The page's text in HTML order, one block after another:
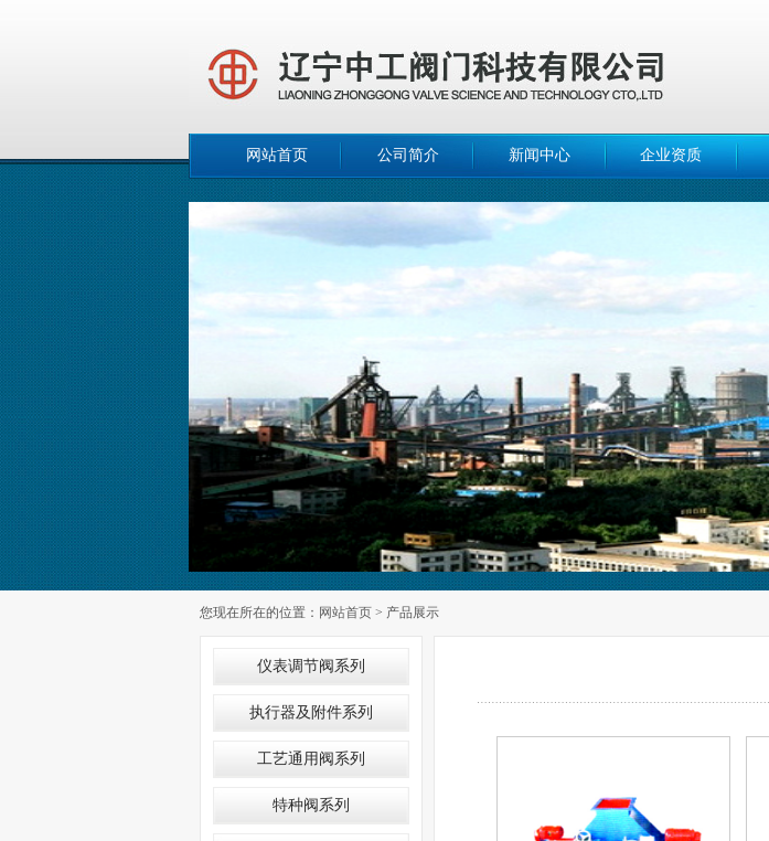
网站首页 公司简介 新闻中心 企业资质
您现在所在的位置： 网站首页 > 产品展示
仪表调节阀系列
执行器及附件系列
工艺通用阀系列
特种阀系列